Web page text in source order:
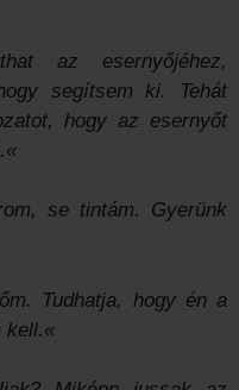
az esernyőjéhez,
segítsem ki. Tehát
hogy az esernyőt
se tintám. Gyerünk
Tudhatja, hogy én a
kell.«